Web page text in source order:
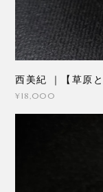
西美紀 ｜【草原
¥18,000